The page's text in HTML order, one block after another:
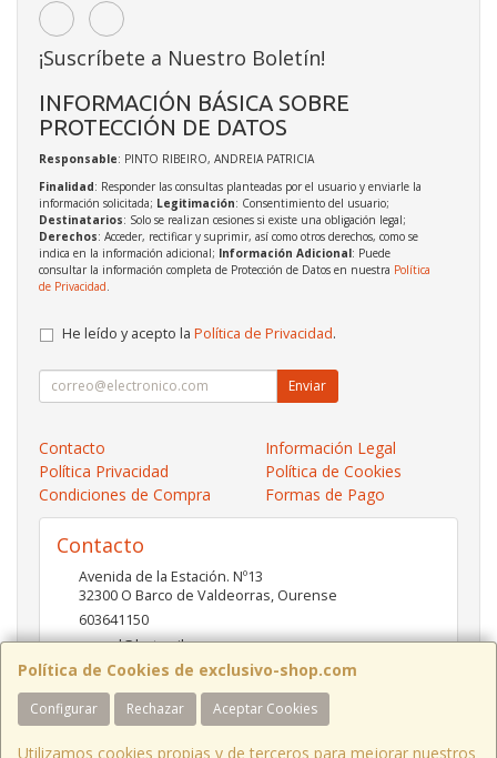
Política de Cookies de exclusivo-shop.com
Configurar Rechazar Aceptar Cookies
Utilizamos cookies propias y de terceros para mejorar nuestros
¡Suscríbete a Nuestro Boletín!
INFORMACIÓN BÁSICA SOBRE
PROTECCIÓN DE DATOS
Responsable: PINTO RIBEIRO, ANDREIA PATRICIA
Finalidad: Responder las consultas planteadas por el usuario y enviarle la
información solicitada; Legitimación: Consentimiento del usuario;
Destinatarios: Solo se realizan cesiones si existe una obligación legal;
Derechos: Acceder, rectificar y suprimir, así como otros derechos, como se
indica en la información adicional; Información Adicional: Puede
consultar la información completa de Protección de Datos en nuestra Política
de Privacidad
He leído y acepto la Política de Privacidad.
Enviar
Contacto
Información Legal
Política Privacidad
Política de Cookies
Condiciones de Compra
Formas de Pago
Contacto
Avenida de la Estación. Nº13
32300 O Barco de Valdeorras, Ourense
603641150
pc-red@hotmail.es
Horario
10:00- 13:30 / 17:00- 20:30